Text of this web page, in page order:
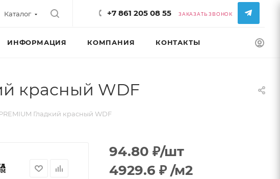
Каталог +7 861 205 08 55 ЗАКАЗАТЬ ЗВОНОК
ИНФОРМАЦИЯ КОМПАНИЯ КОНТАКТЫ
красный WDF
Гладкий красный WDF
94.80 ₽/шт
4929.6 ₽ /м2